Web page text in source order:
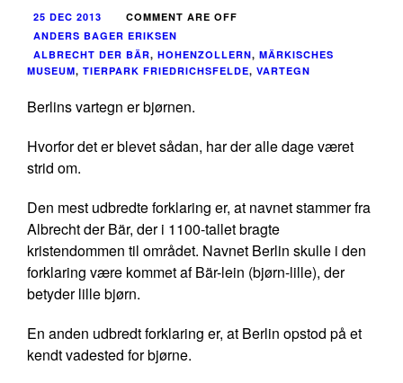
25 DEC 2013
COMMENT ARE OFF
ANDERS BAGER ERIKSEN
ALBRECHT DER BÄR, HOHENZOLLERN, MÄRKISCHES
MUSEUM, TIERPARK FRIEDRICHSFELDE, VARTEGN
Berlins vartegn er bjørnen.
Hvorfor det er blevet sådan, har der alle dage været
strid om.
Den mest udbredte forklaring er, at navnet stammer fra
Albrecht der Bär, der i 1100-tallet bragte
kristendommen til området. Navnet Berlin skulle i den
forklaring være kommet afBär-lein (bjørn-lille), der
betyder lille bjørn.
En anden udbredt forklaring er, at Berlin opstod på et
kendt vadested for bjørne.